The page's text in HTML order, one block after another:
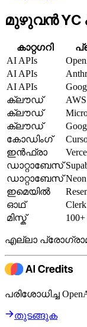
മുഴുവൻ YC
കാറ്റഗറി
AI APIs
AI APIs
AI APIs
ക്ലൗഡ്
AWS
ക്ലൗഡ്
ക്ലൗഡ്
കോഡിംഗ്
ഇൻഫ്രാ
ഡാറ്റാബേസ്
ഡാറ്റാബേസ് Neon
ഇമെയിൽ
ഓഥ്
Clerk
മിസ്ക്
എല്ലാ
പരിശോധിച്ച
തുടങ്ങുക